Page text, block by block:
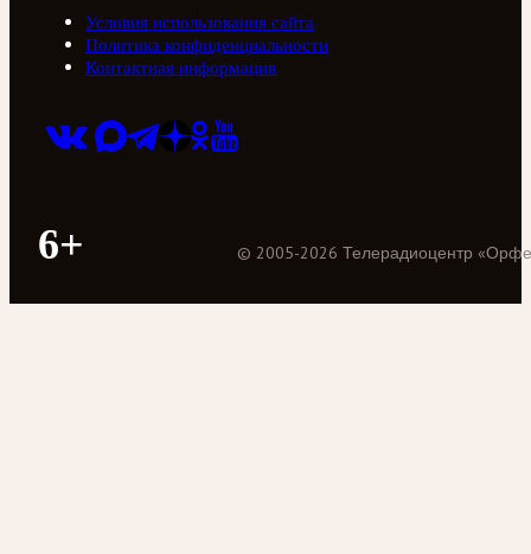
Условия использования сайта
Политика конфиденциальности
Контактная информация
6+ © 2005-2026 Телерадиоцентр